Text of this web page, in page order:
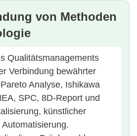
von Methoden
Qualitätsmanagements
Verbindung bewährter
Analyse, Ishikawa
SPC, 8D-Report und
künstlicher